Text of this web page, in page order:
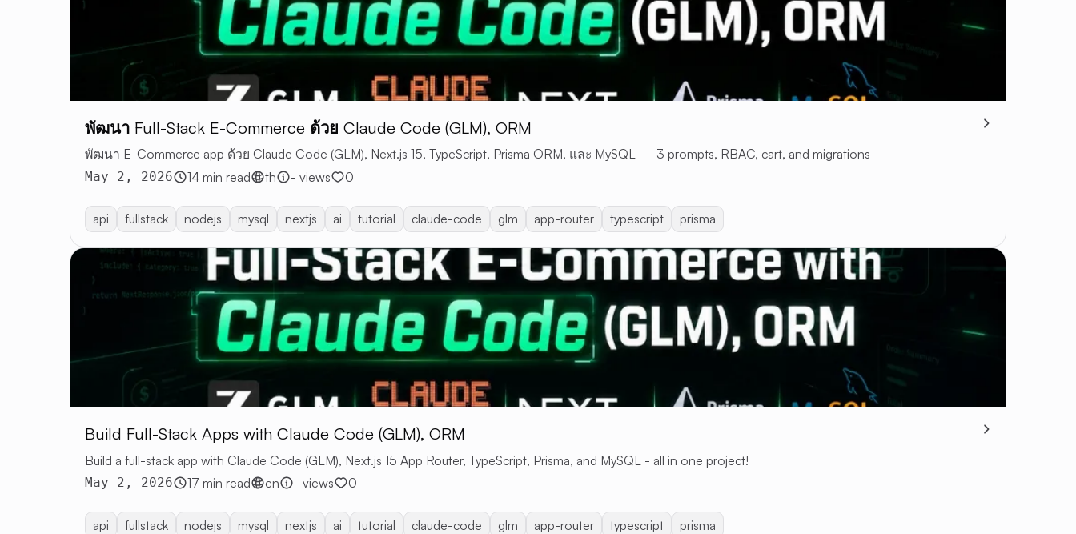
พัฒนา Full-Stack E-Commerce ด้วย Claude Code (GLM), ORM
พัฒนา E-Commerce app ด้วย Claude Code (GLM), Next.js 15, TypeScript, Prisma ORM, และ MySQL — 3 prompts, RBAC, cart, and migrations
May 2, 2026 14 min read th - views 0
api fullstack nodejs mysql nextjs ai tutorial claude-code glm app-router typescript prisma
Build Full-Stack Apps with Claude Code (GLM), ORM
Build a full-stack app with Claude Code (GLM), Next.js 15 App Router, TypeScript, Prisma, and MySQL - all in one project!
May 2, 2026 17 min read en - views 0
api fullstack nodejs mysql nextjs ai tutorial claude-code glm app-router typescript prisma